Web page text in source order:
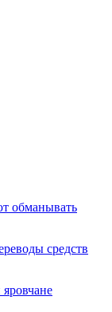
обманывать
средств